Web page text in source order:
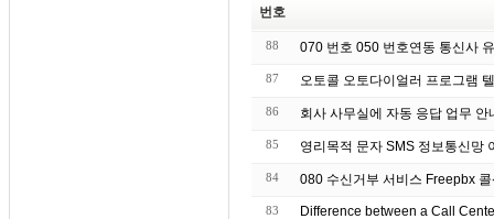
번호
88 070 번호 050 번호연동 통신사
87 오토콜 오토다이얼러 프로그램
86 회사 사무실에 자동
85 영리목적 문자
84 080 수신거부 서비스 Freepbx
83 Difference between a Call